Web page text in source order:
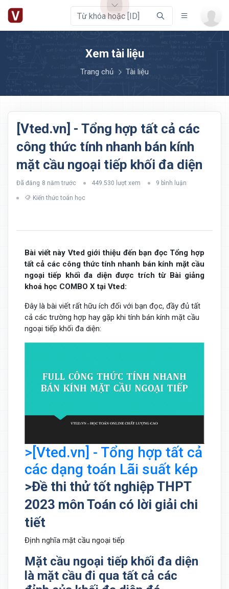
Xem tài liệu
Trang chủ Tài liệu
[Vted.vn] - Tổng hợp tất cả các
công thức tính nhanh bán kính
mặt cầu ngoại tiếp khối đa diện
Đã đăng 8 năm trước 449.530 lượt xem 9 bình luận
Kiến thức toán học
Bài viết này Vted giới thiệu đến bạn đọc Tổng hợp
tất cả các công thức tính nhanh bán kính mặt cầu
ngoại tiếp khối đa diện được trích từ Bài giảng
khoá học COMBO X tại Vted:
Đây là bài viết rất hữu ích đối với bạn đọc, đầy đủ tất
cả các trường hợp hay gặp khi tính bán kính mặt cầu
ngoại tiếp khối đa diện:
>[Vted.vn] - Tổng hợp tất cả
các dạng toán Lãi suất kép
>Đề thi thử tốt nghiệp THPT
2023 môn Toán có lời giải chi
tiết
Định nghĩa mặt cầu ngoại tiếp
Mặt cầu ngoại tiếp khối đa diện
là mặt cầu đi qua tất cả các